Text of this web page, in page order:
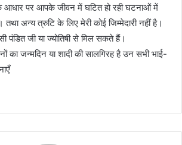
आधार पर आपके जीवन में घटित हो रही घटनाओं में
अन्य त्रुटि के लिए मेरी कोई जिम्मेदारी नहीं है।
पंडित जी या ज्योतिषी से मिल सकते हैं।
का जन्मदिन या शादी की सालगिरह है उन सभी भाई-